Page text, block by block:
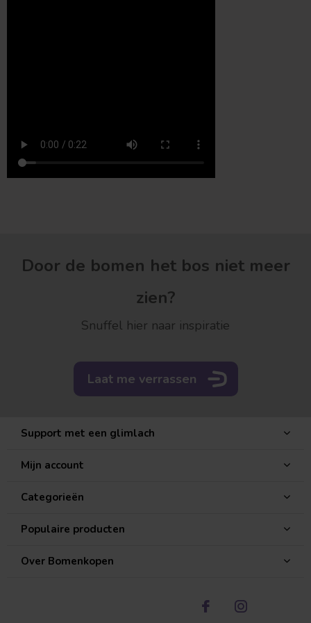
Door de bomen het bos niet meer
zien?
Snuffel hier naar inspiratie
Laat me verrassen
Support met een glimlach
Mijn account
Categorieën
Populaire producten
Over Bomenkopen
Treurvorm Vruchtdragend